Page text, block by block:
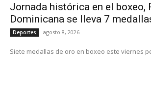
Jornada histórica en el boxeo,
Dominicana se lleva 7
Deportes agosto 8, 2026
Siete medallas de oro en boxeo este viernes